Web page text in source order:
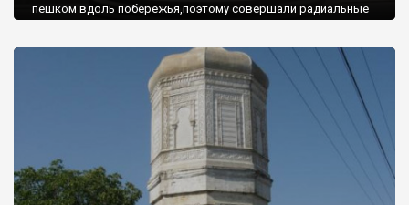
пешком вдоль побережья,поэтому совершали радиальные